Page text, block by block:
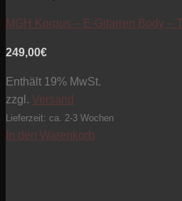
MGH Korpus – E-Gitarren Body –
249,00€
Enthält 19% MwSt.
zzgl. Versand
Lieferzeit: ca. 2-3 Wochen
In den Warenkorb